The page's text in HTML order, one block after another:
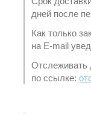
дней после
Как только
на E-mail
Отслеживать
по ссылке: